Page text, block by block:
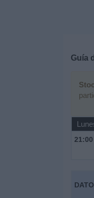
Guía
21:00